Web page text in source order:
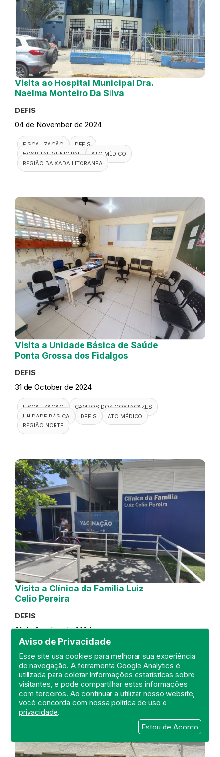
Aviso de Privacidade
Esse site usa cookies para melhorar sua experiência
de navegação. A ferramenta Google Analytics é
utilizada para coletar informações estatísticas sobre
visitantes, e pode compartilhar estas informações
com terceiros. Ao continuar a utilizar nosso website,
você concorda com nossapolítica de uso e
privacidade.
Estou de Acordo
Visita ao Hospital Municipal Dra.
Naelma Monteiro Da Silva
DEFIS
04 de November de 2024
FISCALIZAÇÃO
DEFIS
HOSPITAL MUNICIPAL
ATO MÉDICO
REGIÃO BAIXADA LITORANEA
Visita a Unidade Básica de Saúde
Ponta Grossa dos Fidalgos
DEFIS
31 de October de 2024
FISCALIZAÇÃO
CAMPOS DOS GOYTACAZES
UNIDADE BÁSICA
DEFIS
ATO MÉDICO
REGIÃO NORTE
Visita a Clínica da Família Luiz
Celio Pereira
DEFIS
31 de October de 2024
REGIÃO METROPOLITANA
DEFIS
ATO MÉDICO
CLÍNICA DA FAMÍLIA